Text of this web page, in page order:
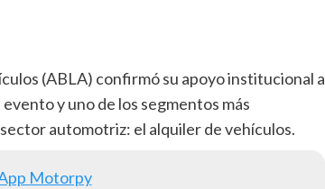
(ABLA) confirmó su apoyo institucional a
y uno de los segmentos más
automotriz: el alquiler de vehículos.
Motorpy